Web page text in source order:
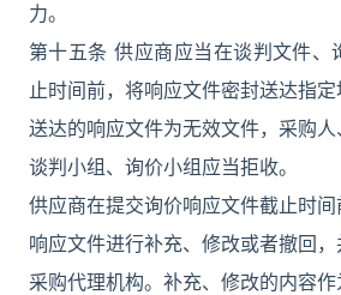
力。
第十五条 供应商应当在谈判文件、
止时间前，将响应文件密封送达指
送达的响应文件为无效文件，采购
谈判小组、询价小组应当拒收。
供应商在提交询价响应文件截止时
响应文件进行补充、修改或者撤回，
采购代理机构。补充、修改的内容